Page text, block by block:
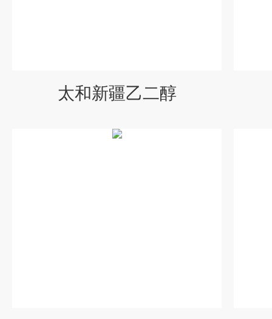
太和新疆乙二醇